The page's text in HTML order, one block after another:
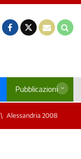
Pubblicazioni
Alessandria 2008